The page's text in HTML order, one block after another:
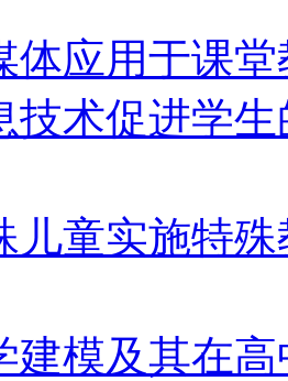
体应用于课
技术促进学
儿童实施特
建模及其在